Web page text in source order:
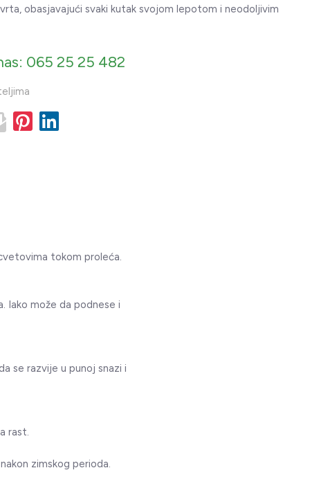
obasjavajući svaki kutak svojom lepotom i neodoljivim
065 25 25 482
tokom proleća.
Iako može da podnese i
se razvije u punoj snazi i
rast.
zimskog perioda.